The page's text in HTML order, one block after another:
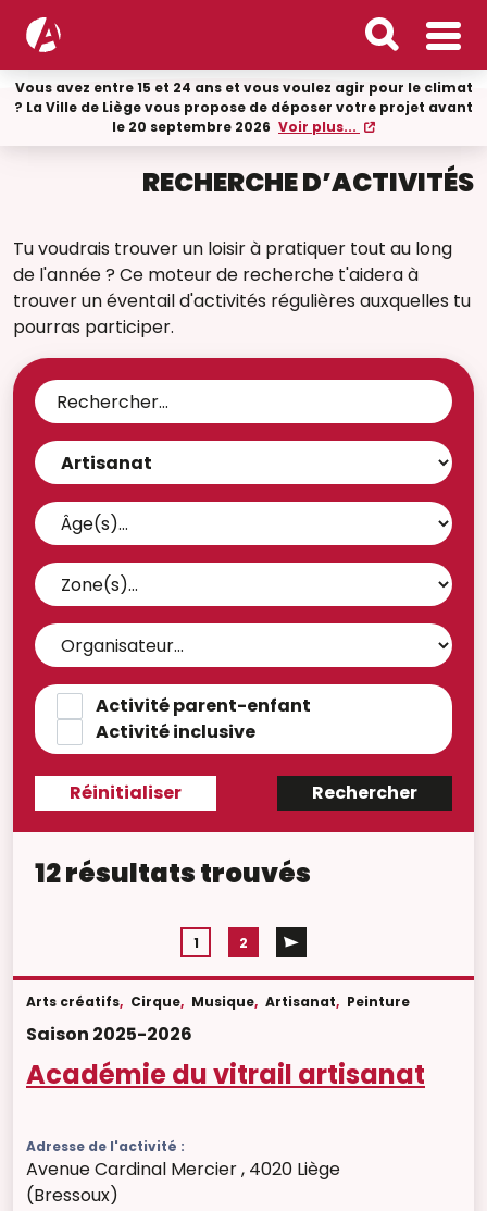
Vous avez entre 15 et 24 ans et vous voulez agir pour le climat
? La Ville de Liège vous propose de déposer votre projet avant
le 20 septembre 2026 Voir plus...
RECHERCHE D’ACTIVITÉS
Tu voudrais trouver un loisir à pratiquer tout au long
de l'année ? Ce moteur de recherche t'aidera à
trouver un éventail d'activités régulières auxquelles tu
pourras participer.
Activité parent-enfant
Activité inclusive
12 résultats trouvés
1 2
Arts créatifs, Cirque, Musique, Artisanat, Peinture
Saison 2025-2026
Académie du vitrail artisanat
Adresse de l'activité :
Avenue Cardinal Mercier , 4020 Liège
(Bressoux)